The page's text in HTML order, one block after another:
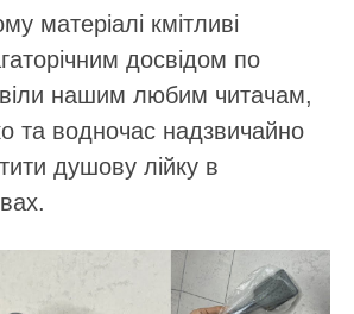
матеріалі кмітливі
досвідом по
нашим любим читачам,
та водночас надзвичайно
душову лійку в